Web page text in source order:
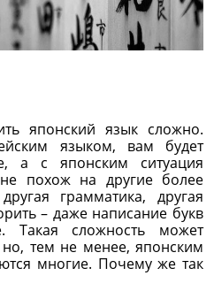
японский язык сложно.
языком, вам будет
а с японским ситуация
похож на другие более
грамматика, другая
– даже написание букв
Такая сложность может
но, тем не менее, японским
многие. Почему же так